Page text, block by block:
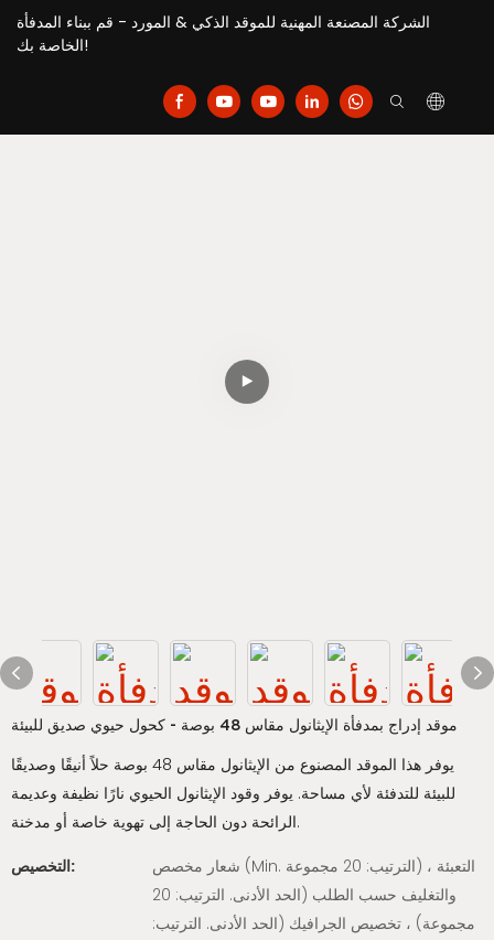
الشركة المصنعة المهنية للموقد الذكي & المورد - قم ببناء المدفأة
الخاصة بك!
موقد إدراج بمدفأة الإيثانول مقاس 48 بوصة - كحول حيوي صديق للبيئة
يوفر هذا الموقد المصنوع من الإيثانول مقاس 48 بوصة حلاً أنيقًا وصديقًا
للبيئة للتدفئة لأي مساحة. يوفر وقود الإيثانول الحيوي نارًا نظيفة وعديمة
الرائحة دون الحاجة إلى تهوية خاصة أو مدخنة.
التخصيص:
شعار مخصص (Min. الترتيب: 20 مجموعة) ، التعبئة
والتغليف حسب الطلب (الحد الأدنى. الترتيب: 20
مجموعة) ، تخصيص الجرافيك (الحد الأدنى. الترتيب: